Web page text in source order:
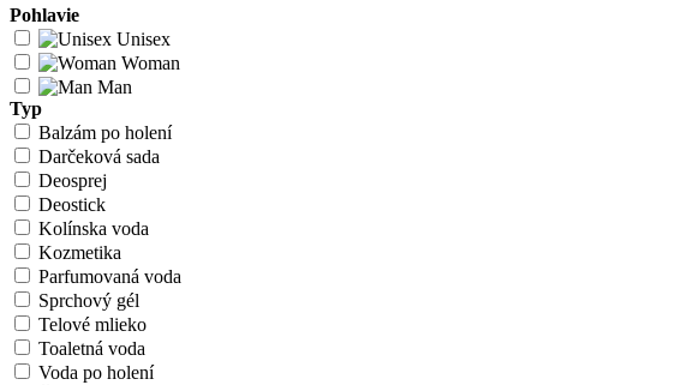
Pohlavie
Unisex
Woman
Man
Typ
Balzám po holení
Darčeková sada
Deosprej
Deostick
Kolínska voda
Kozmetika
Parfumovaná voda
Sprchový gél
Telové mlieko
Toaletná voda
Voda po holení